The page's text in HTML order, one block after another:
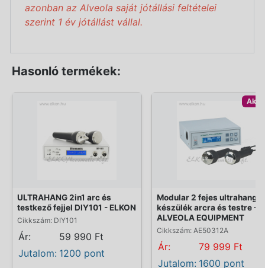
azonban az Alveola saját jótállási feltételei
szerint 1 év jótállást vállal.
Hasonló termékek:
ULTRAHANG 2in1 arc és
testkező fejjel DIY101 - ELKON
Cikkszám: DIY101
Ár:
59 990 Ft
Jutalom: 1200 pont
Modular 2 fejes
készülék arcra és testre -
ALVEOLA EQUIPMENT
Cikkszám: AE50312A
Ár:
79 999 Ft
Jutalom: 1600 pont